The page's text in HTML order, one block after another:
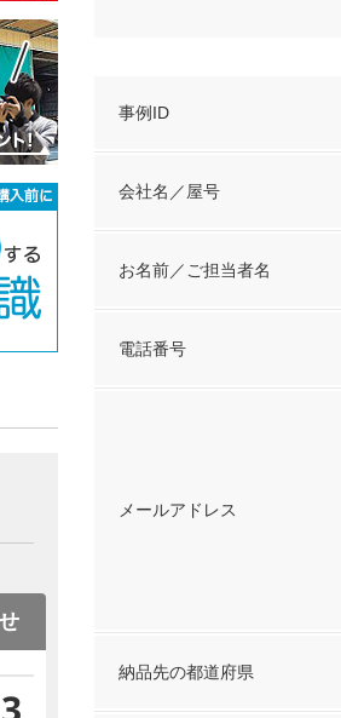
事例ID
会社名／屋号
お名前／ご担当者名
電話番号
メールアドレス
納品先の都道府県